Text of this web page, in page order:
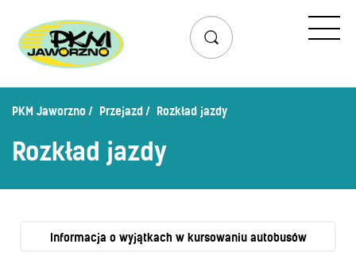
Przejazd
Lista przystanków
Zaplanuj podróż – wyszukiwarka połączeń
Mapa przystanków i połączeń
Schemat linii nocnych
Bilety
PKM Jaworzno Przejazd Rozkład jazdy
Rozkład jazdy
Informacja o wyjątkach w kursowaniu autobusów